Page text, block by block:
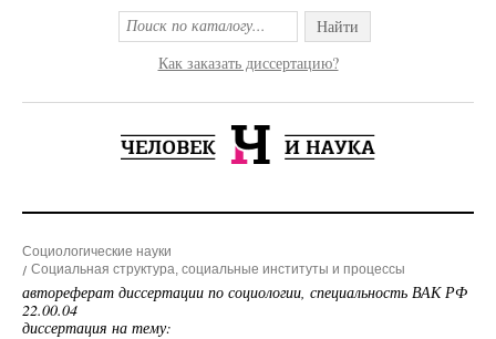
Найти
Как заказать диссертацию?
Социологические науки
Социальная структура, социальные институты и процессы
автореферат диссертации по социологии, специальность ВАК РФ
22.00.04
диссертация на тему: